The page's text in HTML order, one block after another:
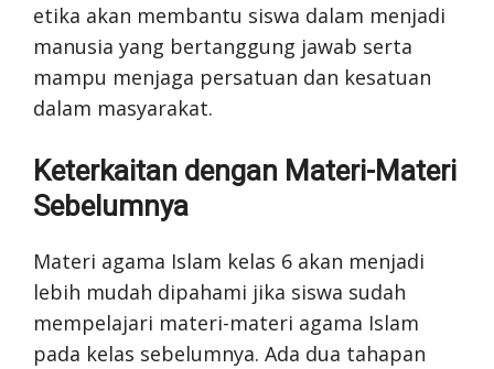
etika akan membantu siswa dalam menjadi
manusia yang bertanggung jawab serta
mampu menjaga persatuan dan kesatuan
dalam masyarakat.
Keterkaitan dengan Materi-Materi
Sebelumnya
Materi agama Islam kelas 6 akan menjadi
lebih mudah dipahami jika siswa sudah
mempelajari materi-materi agama Islam
pada kelas sebelumnya. Ada dua tahapan